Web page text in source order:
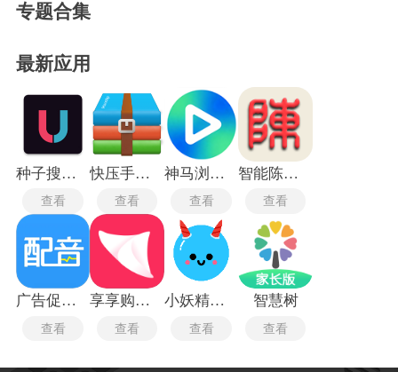
专题合集
最新应用
种子搜索神器5.0
查看
快压手机版
查看
神马浏览器电视版
查看
智能陈桥五笔最新版
查看
广告促销配音
查看
享享购商城
查看
小妖精美化旧版本
查看
智慧树
查看